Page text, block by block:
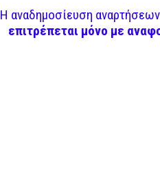
Η αναδημοσίευση
επιτρέπεται μόνο με